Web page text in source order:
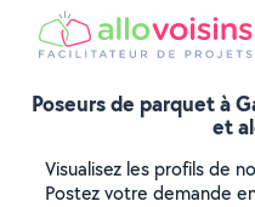
Poseurs de parquet à
et
Visualisez les profils de
Postez votre demande